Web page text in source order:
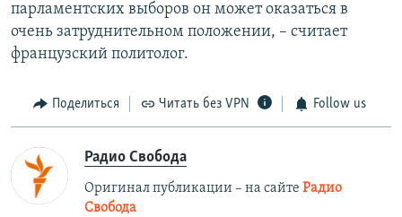
парламентских выборов он может оказаться в
очень затруднительном положении, – считает
французский политолог.
Поделиться Читать без VPN Follow us
Радио Свобода
Оригинал публикации – на сайте Радио
Свобода